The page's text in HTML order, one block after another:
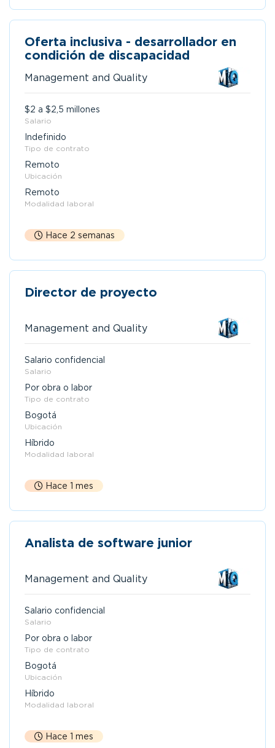
Oferta inclusiva - desarrollador en
condición de discapacidad
Management and Quality
$2 a $2,5 millones
Salario
Indefinido
Tipo de contrato
Remoto
Ubicación
Remoto
Modalidad laboral
Hace 2 semanas
Director de proyecto
Management and Quality
Salario confidencial
Salario
Por obra o labor
Tipo de contrato
Bogotá
Ubicación
Híbrido
Modalidad laboral
Hace 1 mes
Analista de software junior
Management and Quality
Salario confidencial
Salario
Por obra o labor
Tipo de contrato
Bogotá
Ubicación
Híbrido
Modalidad laboral
Hace 1 mes